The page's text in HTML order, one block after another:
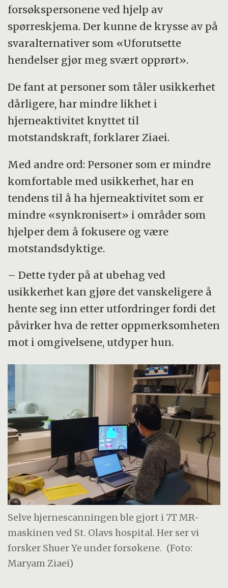
forsøkspersonene ved hjelp av
spørreskjema. Der kunne de krysse av på
svaralternativer som «Uforutsette
hendelser gjør meg svært opprørt».
De fant at personer som tåler usikkerhet
dårligere, har mindre likhet i
hjerneaktivitet knyttet til
motstandskraft, forklarer Ziaei.
Med andre ord: Personer som er mindre
komfortable med usikkerhet, har en
tendens til å ha hjerneaktivitet som er
mindre «synkronisert» i områder som
hjelper dem å fokusere og være
motstandsdyktige.
– Dette tyder på at ubehag ved
usikkerhet kan gjøre det vanskeligere å
hente seg inn etter utfordringer fordi det
påvirker hva de retter oppmerksomheten
mot i omgivelsene, utdyper hun.
Selve hjernescanningen ble gjort i 7T MR-
maskinen ved St. Olavs hospital. Her ser vi
forsker Shuer Ye under forsøkene. (Foto:
Maryam Ziaei)